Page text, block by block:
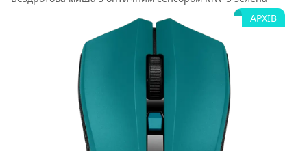
АРХІВ